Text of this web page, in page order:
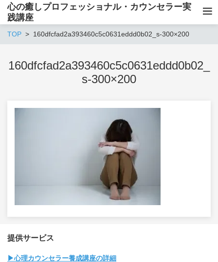
心の癒しプロフェッショナル・カウンセラー実
践講座
TOP 160dfcfad2a393460c5c0631eddd0b02_s-300×200
160dfcfad2a393460c5c0631eddd0b02_
s-300×200
提供サービス
▶心理カウンセラー養成講座の詳細